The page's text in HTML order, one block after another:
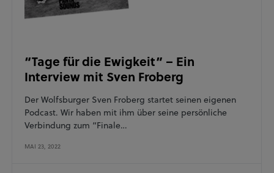
“Tage für die Ewigkeit” – Ein
Interview mit Sven Froberg
Der Wolfsburger Sven Froberg startet seinen eigenen
Podcast. Wir haben mit ihm über seine persönliche
Verbindung zum “Finale…
MAI 23, 2022